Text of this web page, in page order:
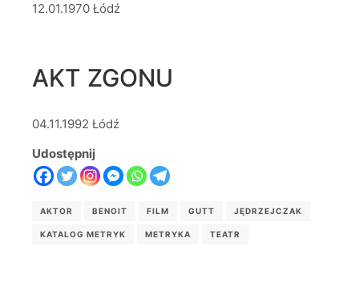
12.01.1970 Łódź
AKT ZGONU
04.11.1992 Łódź
Udostępnij
AKTOR BENOIT FILM GUTT JĘDRZEJCZAK
KATALOG METRYK METRYKA TEATR